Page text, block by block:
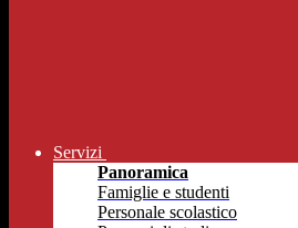
Servizi
Panoramica
Famiglie e studenti
Personale scolastico